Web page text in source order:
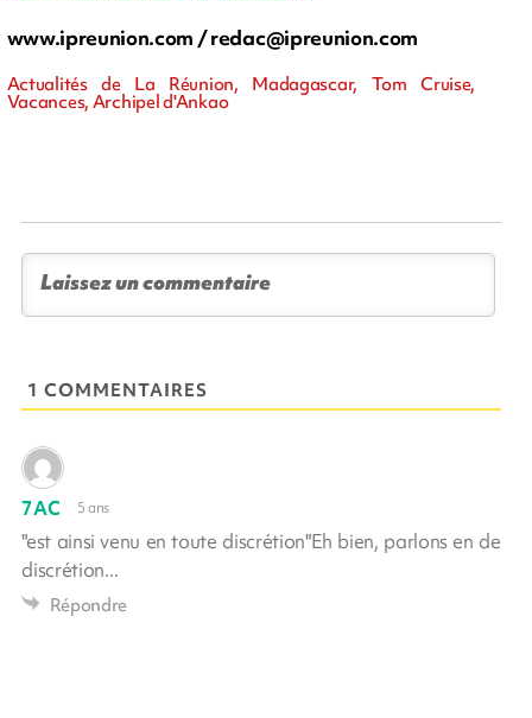
www.ipreunion.com /redac@ipreunion.com
Actualités de La Réunion, Madagascar, Tom Cruise,
Vacances, Archipel d'Ankao
1 COMMENTAIRES
7AC 5 ans
"est ainsi venu en toute discrétion"Eh bien, parlons en de
discrétion...
Répondre